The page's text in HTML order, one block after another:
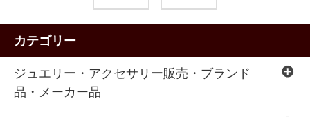
カテゴリー
ジュエリー・アクセサリー販売・ブランド
品・メーカー品